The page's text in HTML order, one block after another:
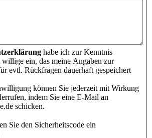
habe ich zur Kenntnis
willige ein, das meine Angaben zur
evtl. Rückfragen dauerhaft gespeichert
können Sie jederzeit mit Wirkung
indem Sie eine E-Mail an
schicken.
Sie den Sicherheitscode ein